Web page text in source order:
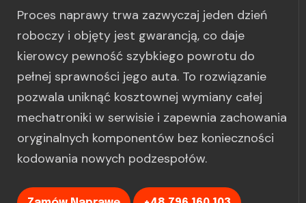
Proces naprawy trwa zazwyczaj jeden dzień
roboczy i objęty jest gwarancją, co daje
kierowcy pewność szybkiego powrotu do
pełnej sprawności jego auta. To rozwiązanie
pozwala uniknąć kosztownej wymiany całej
mechatroniki w serwisie i zapewnia zachowania
oryginalnych komponentów bez konieczności
kodowania nowych podzespołów.